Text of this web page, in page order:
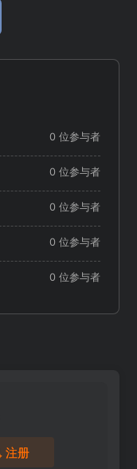
0 位参与者
0 位参与者
0 位参与者
0 位参与者
0 位参与者
注册